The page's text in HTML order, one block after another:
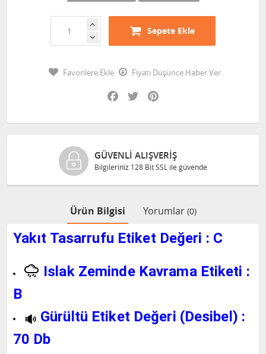
Sepete Ekle
Favorilere Ekle
Fiyatı Düşünce Haber Ver
Facebook
Twitter
GÜVENLI ALIŞVERIŞ
Bilgileriniz 128 Bit SSL ile güvende
Ürün Bilgisi Yorumlar (0)
Yakıt Tasarrufu Etiket Değeri : C
Islak Zeminde Kavrama Etiketi :
B
Gürültü Etiket Değeri (Desibel) :
70 Db